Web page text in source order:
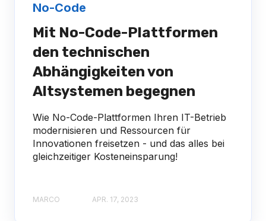
No-Code
Mit No-Code-Plattformen
den technischen
Abhängigkeiten von
Altsystemen begegnen
Wie No-Code-Plattformen Ihren IT-Betrieb
modernisieren und Ressourcen für
Innovationen freisetzen - und das alles bei
gleichzeitiger Kosteneinsparung!
MARCO APR. 17, 2023